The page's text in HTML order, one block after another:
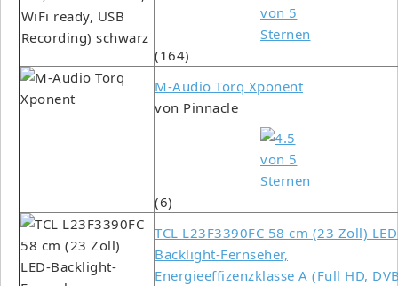
(164)
M-Audio Torq Xponent
von Pinnacle
(6)
TCL L23F3390FC 58 cm (23 Zoll)
Backlight-Fernseher,
Energieeffizenzklasse A (Full HD,